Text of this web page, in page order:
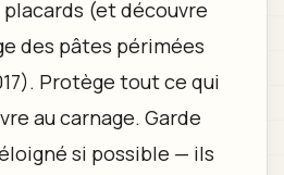
(et découvre
des pâtes périmées
Protège tout ce qui
au carnage. Garde
si possible — ils